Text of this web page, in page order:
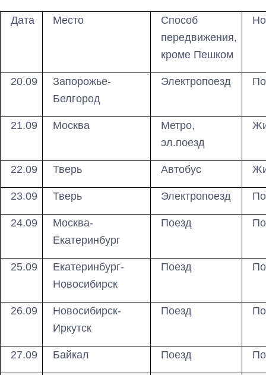
Дата Место
Способ
передвижения,
кроме Пешком
20.09
Запорожье-
Белгород
Электропоезд
21.09 Москва
Метро,
эл.поезд
22.09 Тверь Автобус
23.09 Тверь Электропоезд
24.09
Москва-
Екатеринбург
Поезд
25.09
Екатеринбург-
Новосибирск
Поезд
26.09
Новосибирск-
Иркутск
Поезд
27.09 Байкал Поезд